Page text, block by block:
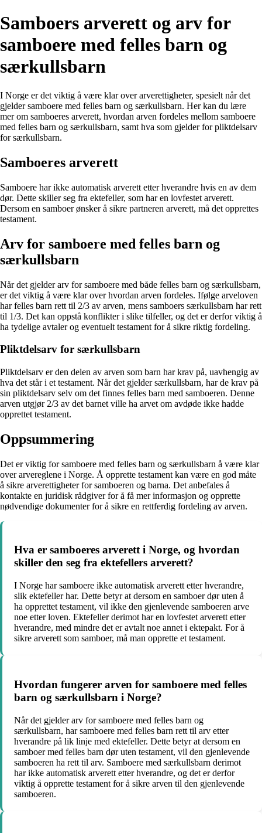
Samboers arverett og arv for
samboere med felles barn og
særkullsbarn
I Norge er det viktig å være klar over arverettigheter, spesielt når det
gjelder samboere med felles barn og særkullsbarn. Her kan du lære
mer om samboeres arverett, hvordan arven fordeles mellom samboere
med felles barn og særkullsbarn, samt hva som gjelder for pliktdelsarv
for særkullsbarn.
Samboeres arverett
Samboere har ikke automatisk arverett etter hverandre hvis en av dem
dør. Dette skiller seg fra ektefeller, som har en lovfestet arverett.
Dersom en samboer ønsker å sikre partneren arverett, må det opprettes
testament.
Arv for samboere med felles barn og
særkullsbarn
Når det gjelder arv for samboere med både felles barn og særkullsbarn,
er det viktig å være klar over hvordan arven fordeles. Ifølge arveloven
har felles barn rett til 2/3 av arven, mens samboers særkullsbarn har rett
til 1/3. Det kan oppstå konflikter i slike tilfeller, og det er derfor viktig å
ha tydelige avtaler og eventuelt testament for å sikre riktig fordeling.
Pliktdelsarv for særkullsbarn
Pliktdelsarv er den delen av arven som barn har krav på, uavhengig av
hva det står i et testament. Når det gjelder særkullsbarn, har de krav på
sin pliktdelsarv selv om det finnes felles barn med samboeren. Denne
arven utgjør 2/3 av det barnet ville ha arvet om avdøde ikke hadde
opprettet testament.
Oppsummering
Det er viktig for samboere med felles barn og særkullsbarn å være klar
over arvereglene i Norge. Å opprette testament kan være en god måte
å sikre arverettigheter for samboeren og barna. Det anbefales å
kontakte en juridisk rådgiver for å få mer informasjon og opprette
nødvendige dokumenter for å sikre en rettferdig fordeling av arven.
Hva er samboeres arverett i Norge, og hvordan
skiller den seg fra ektefellers arverett?
I Norge har samboere ikke automatisk arverett etter hverandre,
slik ektefeller har. Dette betyr at dersom en samboer dør uten å
ha opprettet testament, vil ikke den gjenlevende samboeren arve
noe etter loven. Ektefeller derimot har en lovfestet arverett etter
hverandre, med mindre det er avtalt noe annet i ektepakt. For å
sikre arverett som samboer, må man opprette et testament.
Hvordan fungerer arven for samboere med felles
barn og særkullsbarn i Norge?
Når det gjelder arv for samboere med felles barn og
særkullsbarn, har samboere med felles barn rett til arv etter
hverandre på lik linje med ektefeller. Dette betyr at dersom en
samboer med felles barn dør uten testament, vil den gjenlevende
samboeren ha rett til arv. Samboere med særkullsbarn derimot
har ikke automatisk arverett etter hverandre, og det er derfor
viktig å opprette testament for å sikre arven til den gjenlevende
samboeren.